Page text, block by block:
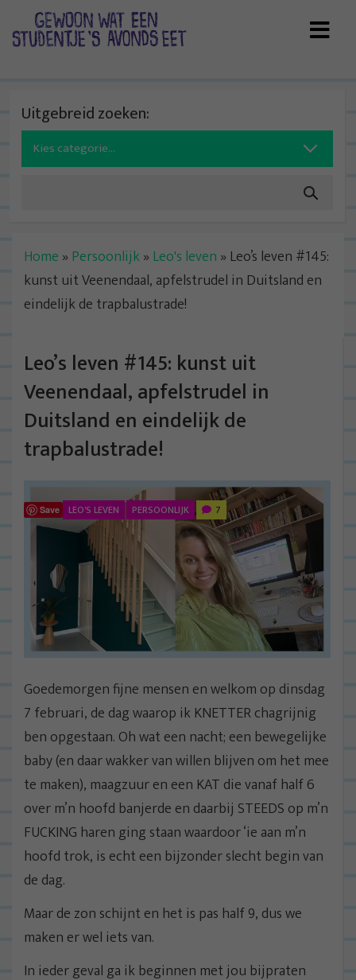
Uitgebreid zoeken:
Search
for:
Home » Persoonlijk» Leo's leven » Leo’s leven #145:
kunst uit Veenendaal, apfelstrudel in Duitsland en
eindelijk de trapbalustrade!
Leo’s leven #145: kunst uit
Veenendaal, apfelstrudel in
Duitsland en eindelijk de
trapbalustrade!
Save LEO'S LEVEN PERSOONLIJK 7
Goedemorgen fijne mensen en welkom op dinsdag
7 februari, de dag waarop ik KNETTER chagrijnig
ben opgestaan. Oh wat een nacht; een bewegelijke
baby (en daar wakker van willen blijven om het mee
te maken), maagzuur en een KAT die vanaf half 6
over m’n hoofd banjerde en daarbij STEEDS op m’n
FUCKING haren ging staan waardoor ‘ie aan m’n
hoofd trok, is echt een bijzonder slecht begin van
de dag.
Maar de zon schijnt en het is pas half 9, dus we
maken er wel iets van.
In ieder geval ga ik beginnen met jou bijpraten